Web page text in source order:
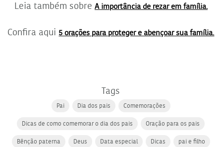
Leia também sobre A importância de rezar em família.
Confira aqui 5 orações para proteger e abençoar sua família.
Tags
Pai Dia dos pais
Comemorações
Dicas de como comemorar o dia dos pais
Oração para os pais
Bênção paterna
Deus Data especial Dicas pai e filho